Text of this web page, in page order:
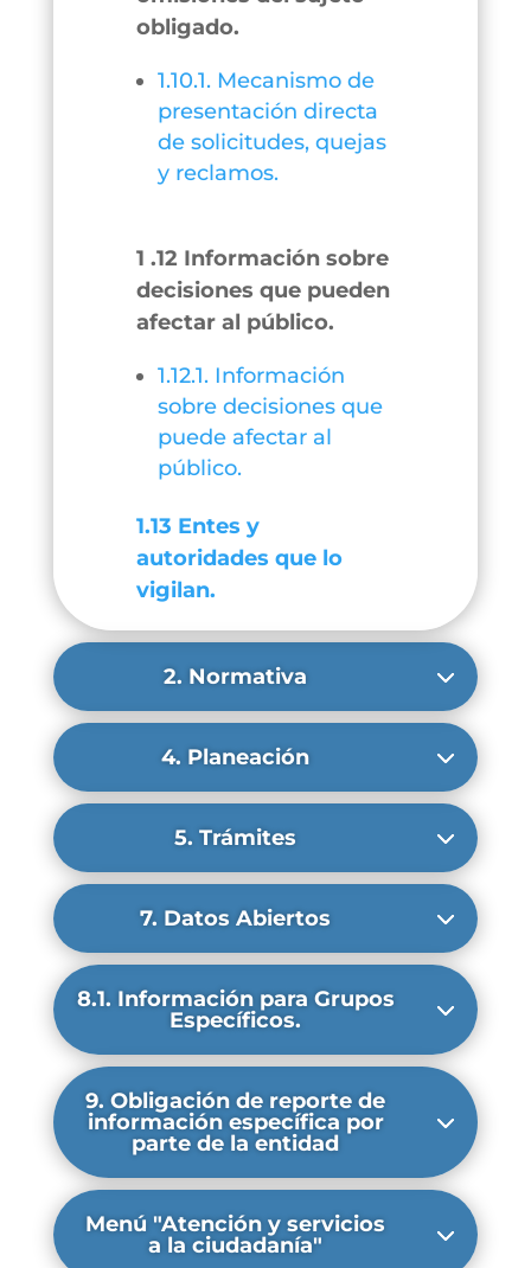
obligado.
1.10.1. Mecanismo de
presentación directa
de solicitudes, quejas
y reclamos.
1 .12 Información sobre
decisiones que pueden
afectar al público.
1.12.1. Información
sobre decisiones que
puede afectar al
público.
1.13 Entes y
autoridades que lo
vigilan.
2. Normativa
4. Planeación
5. Trámites
7. Datos Abiertos
8.1. Información para Grupos
Específicos.
9. Obligación de reporte de
información específica por
parte de la entidad
Menú "Atención y servicios
a la ciudadanía"